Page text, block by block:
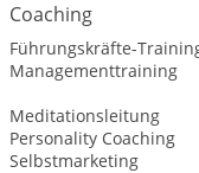
Coaching
Führungskräfte-
Managementtraining
Meditationsleitung
Personality Coaching
Selbstmarketing